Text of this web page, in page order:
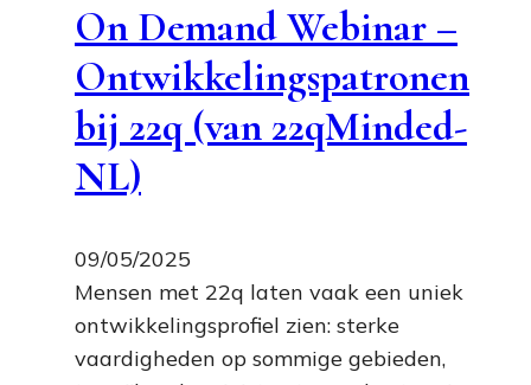
On Demand Webinar –
Ontwikkelingspatronen
bij 22q (van 22qMinded-
NL)
09/05/2025
Mensen met 22q laten vaak een uniek
ontwikkelingsprofiel zien: sterke
vaardigheden op sommige gebieden,